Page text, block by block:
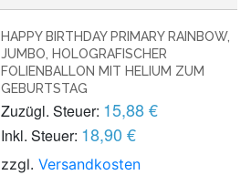
HAPPY BIRTHDAY PRIMARY RAINBOW,
JUMBO, HOLOGRAFISCHER
FOLIENBALLON MIT HELIUM ZUM
GEBURTSTAG
Zuzügl. Steuer: 15,88 €
Inkl. Steuer: 18,90 €
zzgl.Versandkosten